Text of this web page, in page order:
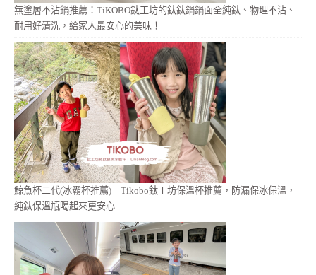
無塗層不沾鍋推薦：TiKOBO鈦工坊的鈦鈦鍋鍋面全純鈦、物理不沾、
耐用好清洗，給家人最安心的美味！
鯨魚杯二代(冰霸杯推薦)｜Tikobo鈦工坊保溫杯推薦，防漏保冰保溫，
純鈦保溫瓶喝起來更安心